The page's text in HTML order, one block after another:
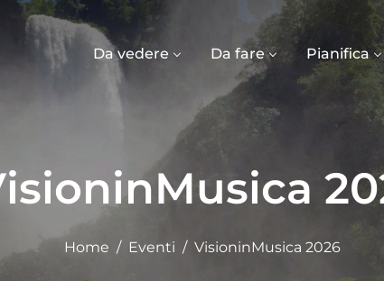
Da vedere Da fare Pianifica
Home Eventi VisioninMusica 2026